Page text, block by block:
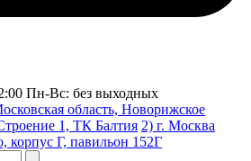
Пн-Вс: без выходных
область, Новорижское
1, ТК Балтия 2) г. Москва
корпус Г, павильон 152Г